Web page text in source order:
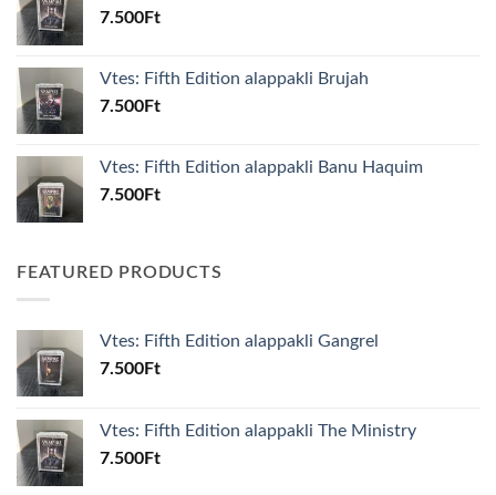
7.500Ft
Vtes: Fifth Edition alappakli Brujah
7.500Ft
Vtes: Fifth Edition alappakli Banu Haquim
7.500Ft
FEATURED PRODUCTS
Vtes: Fifth Edition alappakli Gangrel
7.500Ft
Vtes: Fifth Edition alappakli The Ministry
7.500Ft